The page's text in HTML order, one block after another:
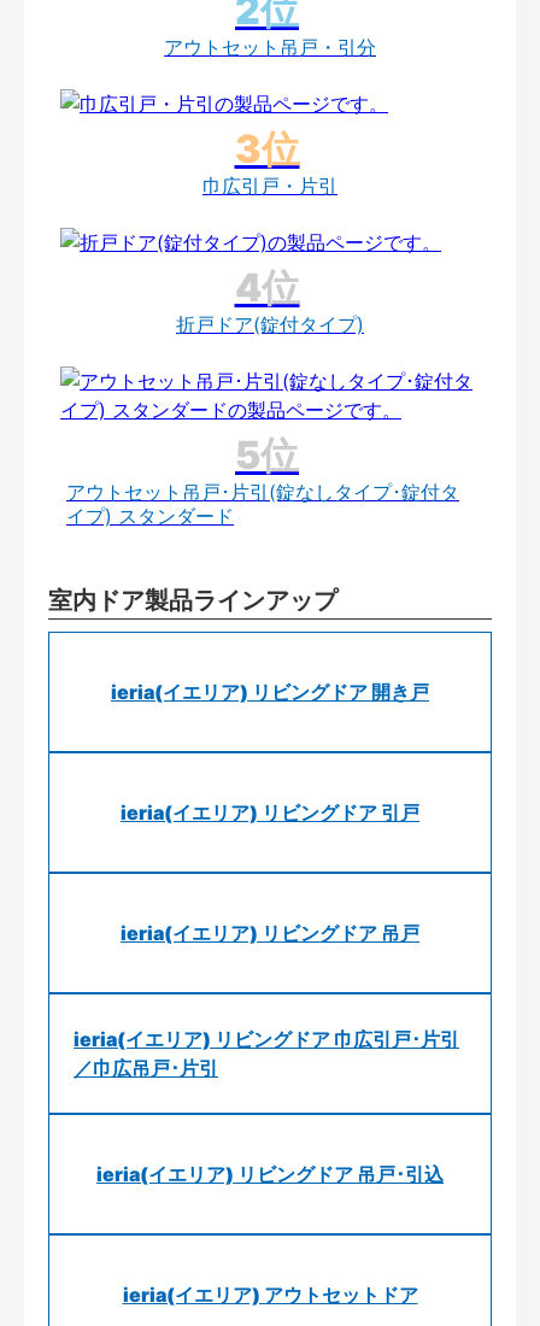
アウトセット吊戸・引分
巾広引戸・片引
折戸ドア(錠付タイプ)
アウトセット吊戸･片引(錠なしタイプ･錠付タ
イプ) スタンダード
室内ドア製品ラインアップ
ieria(イエリア) リビングドア 開き戸
ieria(イエリア) リビングドア 引戸
ieria(イエリア) リビングドア 吊戸
ieria(イエリア) リビングドア 巾広引戸･片引
／巾広吊戸･片引
ieria(イエリア) リビングドア 吊戸･引込
ieria(イエリア) アウトセットドア